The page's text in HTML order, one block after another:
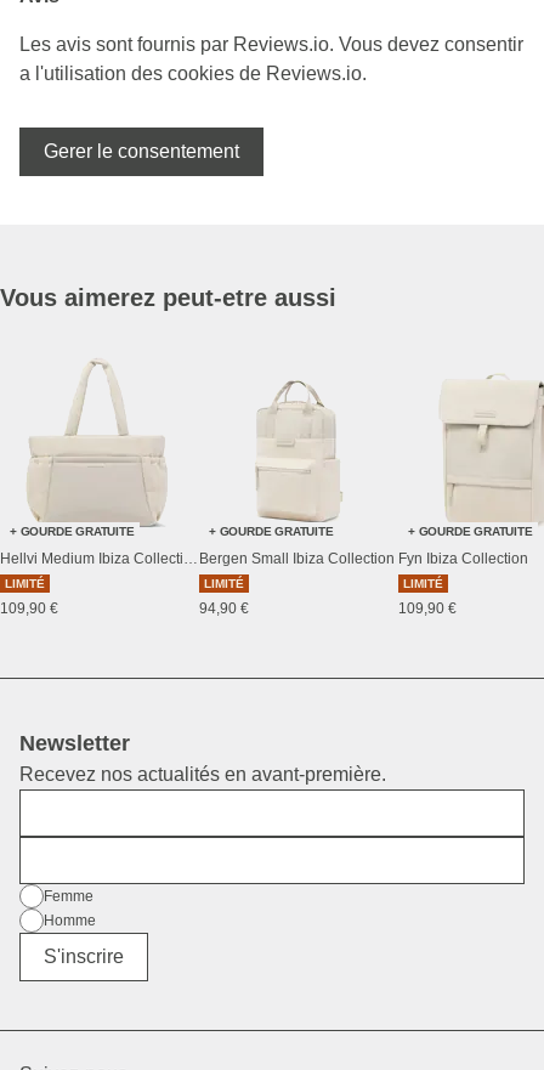
Les avis sont fournis par Reviews.io. Vous devez consentir
a l'utilisation des cookies de Reviews.io.
Gerer le consentement
Vous aimerez peut-etre aussi
+ GOURDE GRATUITE
Hellvi Medium Ibiza Collection
LIMITÉ
109,90 €
+ GOURDE GRATUITE
Bergen Small Ibiza Collection
LIMITÉ
94,90 €
+ GOURDE GRATUITE
Fyn Ibiza Collection
LIMITÉ
109,90 €
Newsletter
Recevez nos actualités en avant-première.
SexeFemme
Homme
Divers
S'inscrire